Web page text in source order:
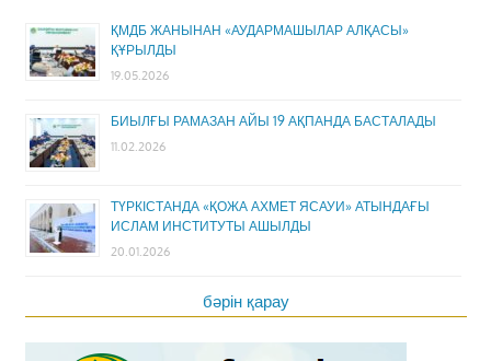
ҚМДБ ЖАНЫНАН «АУДАРМАШЫЛАР АЛҚАСЫ»
ҚҰРЫЛДЫ
19.05.2026
БИЫЛҒЫ РАМАЗАН АЙЫ 19 АҚПАНДА БАСТАЛАДЫ
11.02.2026
ТҮРКІСТАНДА «ҚОЖА АХМЕТ ЯСАУИ» АТЫНДАҒЫ
ИСЛАМ ИНСТИТУТЫ АШЫЛДЫ
20.01.2026
бәрін қарау